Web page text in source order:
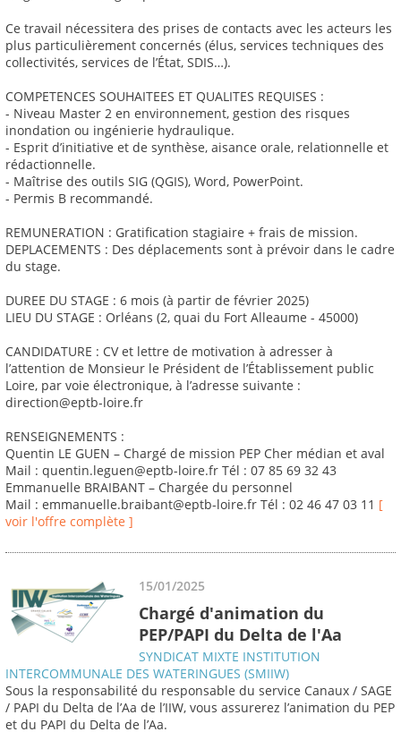
Ce travail nécessitera des prises de contacts avec les acteurs les
plus particulièrement concernés (élus, services techniques des
collectivités, services de l’État, SDIS…).
COMPETENCES SOUHAITEES ET QUALITES REQUISES :
- Niveau Master 2 en environnement, gestion des risques
inondation ou ingénierie hydraulique.
- Esprit d’initiative et de synthèse, aisance orale, relationnelle et
rédactionnelle.
- Maîtrise des outils SIG (QGIS), Word, PowerPoint.
- Permis B recommandé.
REMUNERATION : Gratification stagiaire + frais de mission.
DEPLACEMENTS : Des déplacements sont à prévoir dans le cadre
du stage.
DUREE DU STAGE : 6 mois (à partir de février 2025)
LIEU DU STAGE : Orléans (2, quai du Fort Alleaume - 45000)
CANDIDATURE : CV et lettre de motivation à adresser à
l’attention de Monsieur le Président de l’Établissement public
Loire, par voie électronique, à l’adresse suivante :
direction@eptb-loire.fr
RENSEIGNEMENTS :
Quentin LE GUEN – Chargé de mission PEP Cher médian et aval
Mail : quentin.leguen@eptb-loire.fr Tél : 07 85 69 32 43
Emmanuelle BRAIBANT – Chargée du personnel
Mail : emmanuelle.braibant@eptb-loire.fr Tél : 02 46 47 03 11 [
voir l'offre complète ]
15/01/2025
Chargé d'animation du
PEP/PAPI du Delta de l'Aa
SYNDICAT MIXTE INSTITUTION
INTERCOMMUNALE DES WATERINGUES (SMIIW)
Sous la responsabilité du responsable du service Canaux / SAGE
/ PAPI du Delta de l’Aa de l’IIW, vous assurerez l’animation du PEP
et du PAPI du Delta de l’Aa.